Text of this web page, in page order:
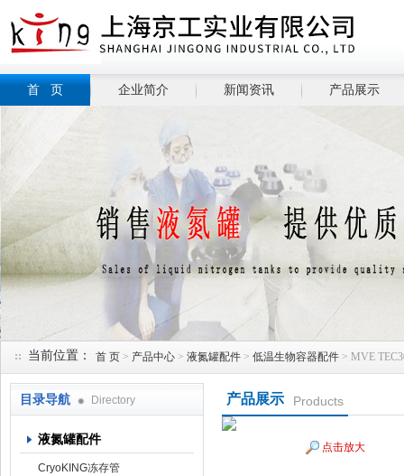
上海京工实业有限公司
首 页 企业简介 新闻资讯 产品展示
当前位置： 首 页 > 产品中心 > 液氮罐配件 > 低温生物容器配件 > MVE
目录导航 Directory
液氮罐配件
CryoKING冻存管
产品展示 Products
点击放大